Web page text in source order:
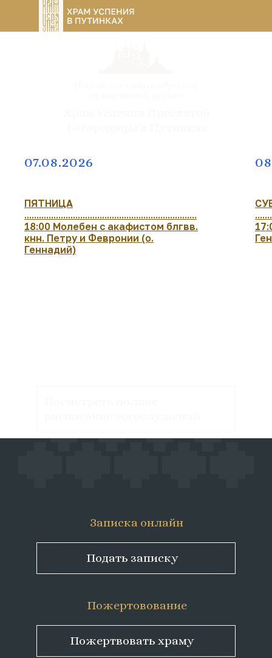
07.08.2026
ПЯТНИЦА
.......................................................................
18:00 Молебен с акафистом блгвв.
кнн. Петру и Февронии (о.
Геннадий)
Пожертвовать храму
Подать записку
Пожертовование
Записка онлайн